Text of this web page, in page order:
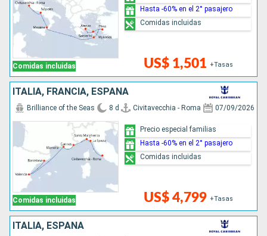
Comidas incluidas US$ 1,501 +Tasas
Hasta -60% en el 2° pasajero
Comidas incluidas
ITALIA, FRANCIA, ESPAÑA
Comidas incluidas
Brilliance of the Seas 8 d Civitavecchia - Roma 07/09/2026
US$ 4,799 +Tasas
Precio especial familias
Hasta -60% en el 2° pasajero
Comidas incluidas
ITALIA, ESPAÑA